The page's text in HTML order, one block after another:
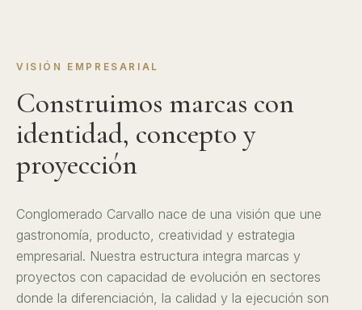
VISIÓN EMPRESARIAL
Construimos marcas con
identidad, concepto y
proyección
Conglomerado Carvallo nace de una visión que une
gastronomía, producto, creatividad y estrategia
empresarial. Nuestra estructura integra marcas y
proyectos con capacidad de evolución en sectores
donde la diferenciación, la calidad y la ejecución son